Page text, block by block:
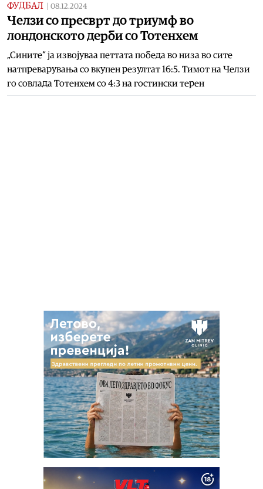
ФУДБАЛ 08.12.2024
Челзи со пресврт до триумф во
лондонското дерби со Тотенхем
„Сините“ ја извојуваа петтата победа во низа во сите
натпреварувања со вкупен резултат 16:5. Тимот на Челзи
го совлада Тотенхем со 4:3 на гостински терен